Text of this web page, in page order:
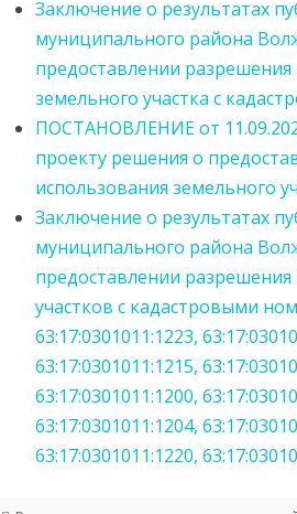
Заключение о результатах
муниципального района
предоставлении
земельного участка с
ПОСТАНОВЛЕНИЕ от
проекту решения о
использования земельного
Заключение о результатах
муниципального района
предоставлении
участков с кадастровыми
63:17:0301011:1223,
63:17:0301011:1215,
63:17:0301011:1200,
63:17:0301011:1204,
63:17:0301011:1220,